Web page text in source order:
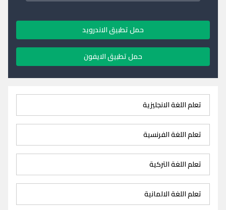
حمل تطبيق الاندرويد
حمل تطبيق الايفون
تعلم اللغة الانجليزية
تعلم اللغة الفرنسية
تعلم اللغة التركية
تعلم اللغة الالمانية